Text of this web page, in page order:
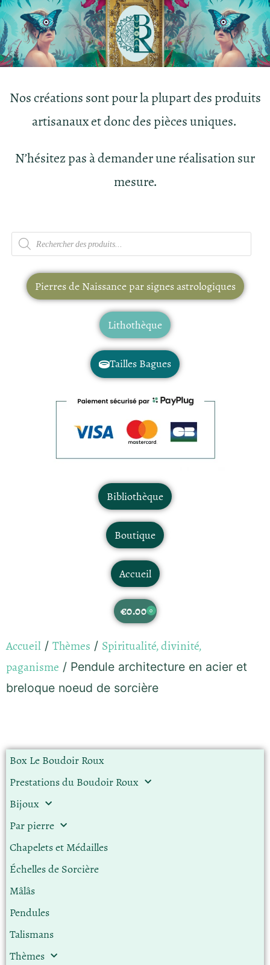
Nos créations sont pour la plupart des produits
artisanaux et donc des pièces uniques.
N’hésitez pas à demander une réalisation sur
mesure.
Pierres de Naissance par signes astrologiques
Lithothèque
Tailles Bagues
Bibliothèque
Boutique
Accueil
€0.00 0
Accueil / Thèmes / Spiritualité, divinité,
paganisme / Pendule architecture en acier et
breloque noeud de sorcière
Box Le Boudoir Roux
Prestations du Boudoir Roux
Bijoux
Par pierre
Chapelets et Médailles
Échelles de Sorcière
Mâlâs
Pendules
Talismans
Thèmes